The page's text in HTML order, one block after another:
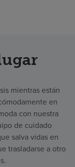
mientras están
en
con nuestra
de cuidado
salva vidas en
trasladarse a otro